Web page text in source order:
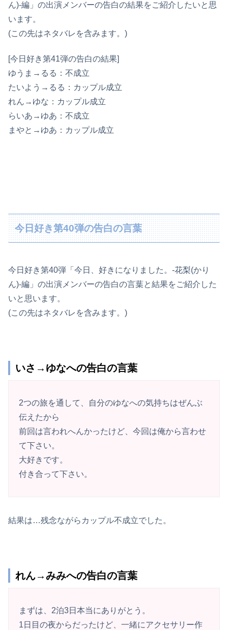
ん)-編」の出演メンバーの告白の結果をご紹介したいと思
います。
(この先はネタバレを含みます。)
[今日好き第41弾の告白の結果]
ゆうま→るる：不成立
たいよう→るる：カップル成立
れん→ゆな：カップル成立
らいあ→ゆあ：不成立
まやと→ゆあ：カップル成立
今日好き第40弾の告白の言葉
今日好き第40弾「今日、好きになりました。-花梨(かり
ん)-編」の出演メンバーの告白の言葉と結果をご紹介した
いと思います。
(この先はネタバレを含みます。)
いさ→ゆなへの告白の言葉
2つの旅を通して、自分のゆなへの気持ちはぜんぶ
伝えたから
前回は言われへんかったけど、今回は俺から言わせ
て下さい。
大好きです。
付き合って下さい。
結果は…残念ながらカップル不成立でした。
れん→みみへの告白の言葉
まずは、2泊3日本当にありがとう。
1日目の夜からだったけど、一緒にアクセサリー作